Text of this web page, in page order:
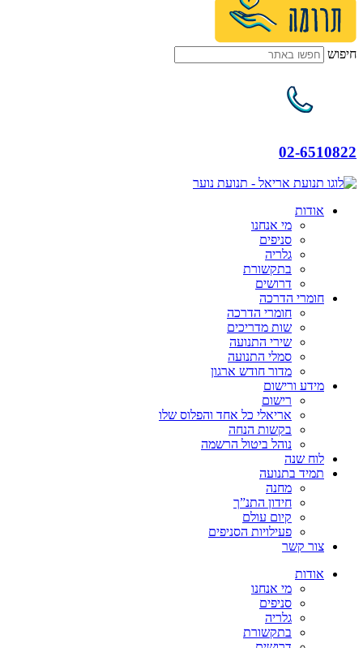
חיפוש
02-6510822
אודות
מי אנחנו
סניפים
גלריה
בתקשורת
דרושים
חומרי הדרכה
חומרי הדרכה
שות מדריכים
שירי התנועה
סמלי התנועה
מדור חודש ארגון
מידע ורישום
רישום
אריאלי כל אחד והפלוס שלו
בקשות הנחה
נוהל ביטול הרשמה
לוח שנה
תמיד בתנועה
מחנה
חידון התנ”ך
קיום עולם
פעילויות הסניפים
צור קשר
אודות
מי אנחנו
סניפים
גלריה
בתקשורת